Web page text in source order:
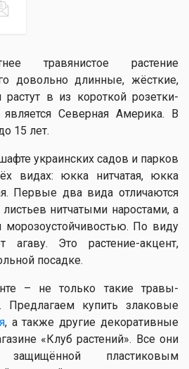
травянистое растение
довольно длинные, жёсткие,
в из короткой розетки-
Северная Америка. В
15 лет.
украинских садов и парков
видах: юкка нитчатая, юкка
Первые два вида отличаются
нитчатыми наростами, а
морозоустойчивостью. По виду
агаву. Это растение-акцент,
посадке.
– не только такие травы-
Предлагаем купить злаковые
, а также другие декоративные
«Клуб растений». Все они
пластиковым